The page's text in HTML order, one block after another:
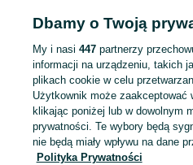
KATEGORIA
Mapa kategorii
Mapa miejscowości
Dbamy o Twoją
My i nasi 447partnerzy
informacji na urządzeniu, takich
plikach cookie w celu
Użytkownik może zaakceptować
klikając poniżej lub w dowolnym
prywatności. Te wybory będą
nie będą miały wpływu na dane
Polityka Prywatności